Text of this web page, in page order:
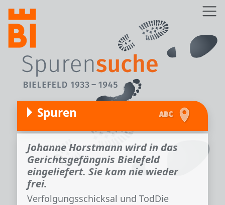
Direkt zum Inhalt
Spuren
Johanne Horstmann wird in das
Gerichtsgefängnis Bielefeld
eingeliefert. Sie kam nie wieder
frei.
Verfolgungsschicksal und TodDie